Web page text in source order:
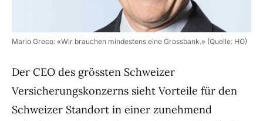
Mario Greco: «Wir brauchen mindestens eine Grossbank.» (Quelle: HO)
Der CEO des grössten Schweizer
Versicherungskonzerns sieht Vorteile für den
Schweizer Standort in einer zunehmend